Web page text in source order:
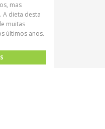
mas
A dieta desta
muitas
últimos anos.